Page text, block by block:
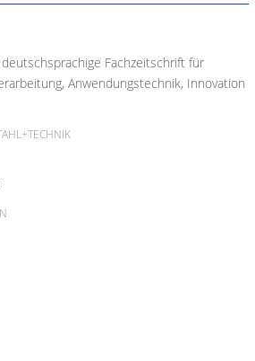
deutschsprachige Fachzeitschrift für
Anwendungstechnik, Innovation